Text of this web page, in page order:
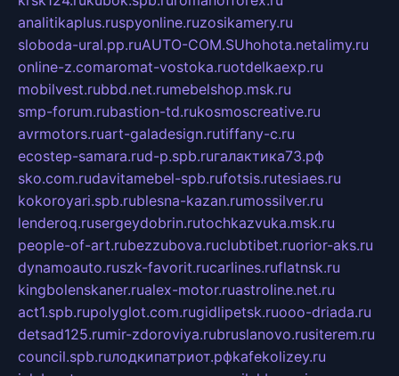
analitikaplus.ruspyonline.ruzosikamery.ru
sloboda-ural.pp.ruAUTO-COM.SUhohota.netalimy.ru
online-z.comaromat-vostoka.ruotdelkaexp.ru
mobilvest.rubbd.net.rumebelshop.msk.ru
smp-forum.rubastion-td.rukosmoscreative.ru
avrmotors.ruart-galadesign.rutiffany-c.ru
ecostep-samara.rud-p.spb.ruгалактика73.рф
sko.com.rudavitamebel-spb.rufotsis.rutesiaes.ru
kokoroyari.spb.rublesna-kazan.rumossilver.ru
lenderoq.rusergeydobrin.rutochkazvuka.msk.ru
people-of-art.rubezzubova.ruclubtibet.ruorior-aks.ru
dynamoauto.ruszk-favorit.rucarlines.ruflatnsk.ru
kingbolenskaner.rualex-motor.ruastroline.net.ru
act1.spb.rupolyglot.com.rugidlipetsk.ruooo-driada.ru
detsad125.rumir-zdoroviya.rubruslanovo.rusiterem.ru
council.spb.ruлодкипатриот.рфkafekolizey.ru